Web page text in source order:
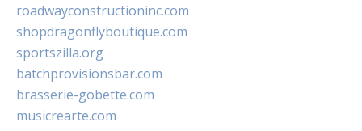
roadwayconstructioninc.com
shopdragonflyboutique.com
sportszilla.org
batchprovisionsbar.com
brasserie-gobette.com
musicrearte.com